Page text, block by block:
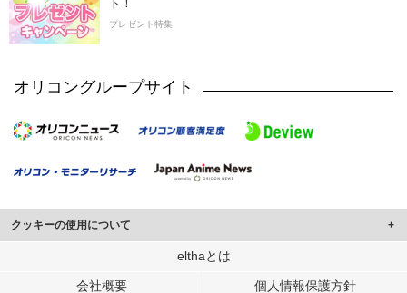
ト！
プレゼント特集
オリコングループサイト
クッキーの使用について
このサイトでは Cookie を使用して、ユーザーに合わせたコンテンツや広告の
行っています。
elthaとは
会社概要 個人情報保護方針